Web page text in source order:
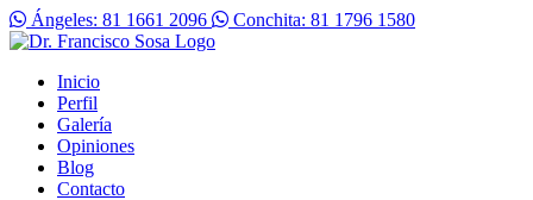
Ángeles: 81 1661 2096 Conchita: 81 1796 1580
Inicio
Perfil
Galería
Opiniones
Blog
Contacto